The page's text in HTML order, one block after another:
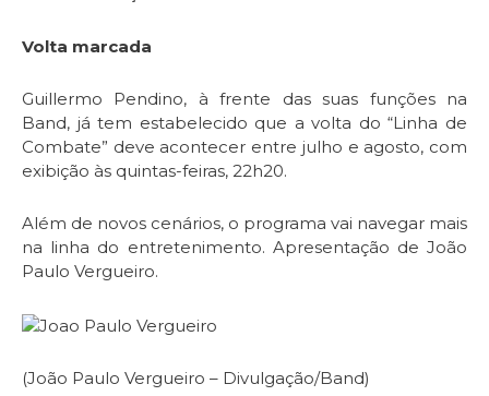
Volta marcada
Guillermo Pendino, à frente das suas funções na
Band, já tem estabelecido que a volta do “Linha de
Combate” deve acontecer entre julho e agosto, com
exibição às quintas-feiras, 22h20.
Além de novos cenários, o programa vai navegar mais
na linha do entretenimento. Apresentação de João
Paulo Vergueiro.
(João Paulo Vergueiro – Divulgação/Band)